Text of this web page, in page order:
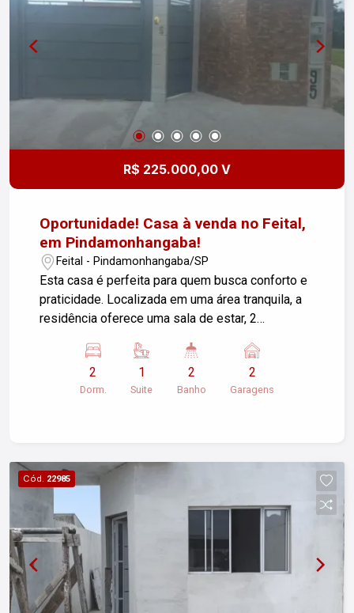
Armários nos Banheiros: Para maior organização
condições facilitadas. Agende já sua visita e
contato para mais informações e agendamento
R$ 225.000,00 V
Oportunidade! Casa à venda no Feital,
em Pindamonhangaba!
Feital - Pindamonhangaba/SP
Esta casa é perfeita para quem busca conforto e
praticidade. Localizada em uma área tranquila, a
residência oferece uma sala de estar, 2
banheiros. A cozinha é espaçosa e bem
iluminada, ideal para preparar suas refeições
favoritas. Na parte externa, você encontra uma
de garagem descobertas garantem segurança e
comodidade. A localização é estratégica, próxima
a linhas de ônibus, creches e escolas, facilitando
o dia a dia da sua família. Aceitamos permuta por
carro e moto como parte do pagamento, além de
considerar troca por terreno ou apartamento em
Taubaté. Não perca essa chance! Entre em
contato e agende uma visita para conhecer o seu
2
Dorm.
1
Suite
2
Banho
2
Garagens
Cód. 22985